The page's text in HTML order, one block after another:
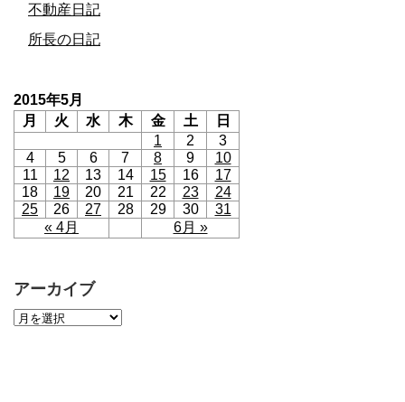
不動産日記
所長の日記
2015年5月
月
火 水 木 金 土 日
« 4月 6月 »
1 2
3
4
5 6 7 8 9
10
11
12 13 14 15 16
17
18
19 20 21 22 23
24
25
26 27 28 29 30 31
アーカイブ